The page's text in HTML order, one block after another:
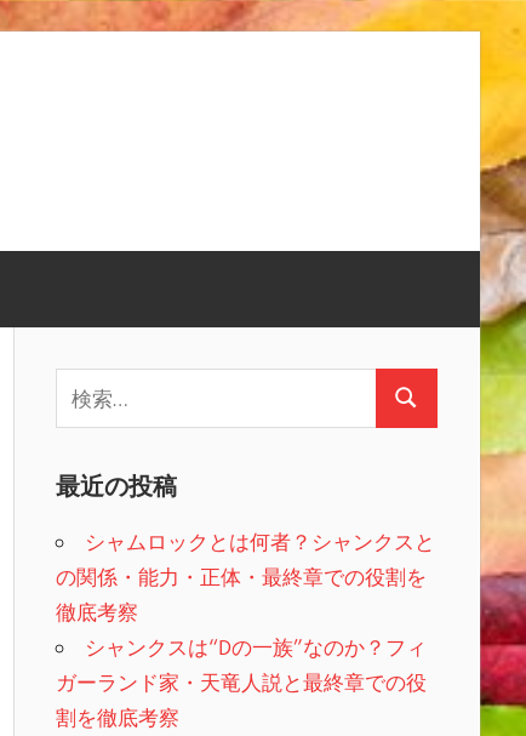
検
最近の投稿
シャムロックとは何者？シャンクスと
の関係・能力・正体・最終章での役割を
徹底考察
シャンクスは“Dの一族”なのか？フィ
ガーランド家・天竜人説と最終章での役
割を徹底考察